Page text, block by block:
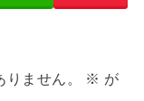
ません。 ※ が